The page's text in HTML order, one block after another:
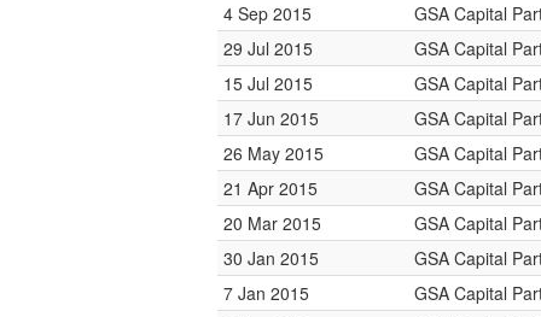
4 Sep 2015
GSA Capital
29 Jul 2015
GSA Capital
15 Jul 2015
GSA Capital
17 Jun 2015
GSA Capital
26 May 2015
GSA Capital
21 Apr 2015
GSA Capital
20 Mar 2015
GSA Capital
30 Jan 2015
GSA Capital
7 Jan 2015
GSA Capital